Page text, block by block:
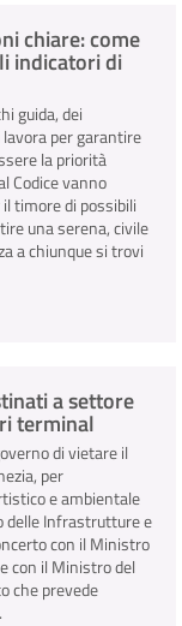
chiare: come
indicatori di
guida, dei
lavora per garantire
la priorità
Codice vanno
timore di possibili
una serena, civile
a chiunque si trovi
a settore
terminal
di vietare il
per
e ambientale
delle Infrastrutture e
con il Ministro
con il Ministro del
che prevede